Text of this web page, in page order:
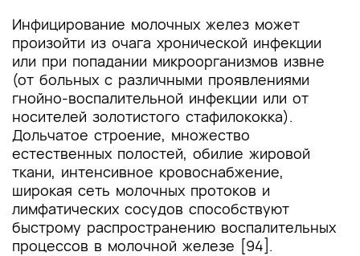
Инфицирование молочных желез может
произойти из очага хронической инфекции
или при попадании микроорганизмов извне
(от больных с различными проявлениями
гнойно-воспалительной инфекции или от
носителей золотистого стафилококка).
Дольчатое строение, множество
естественных полостей, обилие жировой
ткани, интенсивное кровоснабжение,
широкая сеть молочных протоков и
лимфатических сосудов способствуют
быстрому распространению воспалительных
процессов в молочной железе [94].